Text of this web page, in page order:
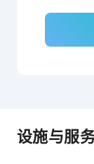
设施与服